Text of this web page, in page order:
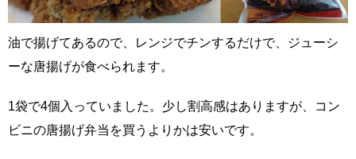
油で揚げてあるので、レンジでチンするだけで、ジューシ
ーな唐揚げが食べられます。
1袋で4個入っていました。少し割高感はありますが、コン
ビニの唐揚げ弁当を買うよりかは安いです。